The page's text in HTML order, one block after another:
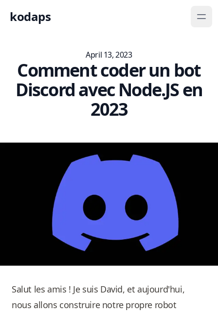
kodaps
April 13, 2023
Comment coder un bot
Discord avec Node.JS en
2023
Salut les amis ! Je suis David, et aujourd'hui,
nous allons construire notre propre robot